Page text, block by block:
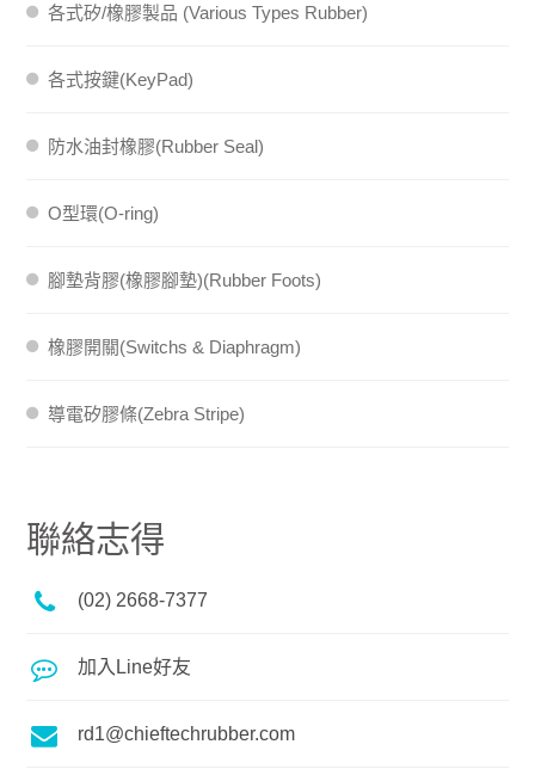
各式矽/橡膠製品 (Various Types Rubber)
各式按鍵(KeyPad)
防水油封橡膠(Rubber Seal)
O型環(O-ring)
腳墊背膠(橡膠腳墊)(Rubber Foots)
橡膠開關(Switchs & Diaphragm)
導電矽膠條(Zebra Stripe)
聯絡志得
(02) 2668-7377
加入Line好友
rd1@chieftechrubber.com